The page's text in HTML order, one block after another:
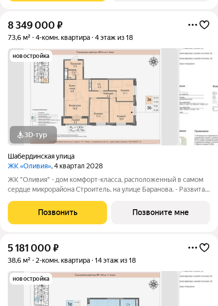
8 349 000 ₽
73,6 м² 4-комн. квартира 4 этаж из 18
новостройка
3D-тур
Шабердинская улица
ЖК «Оливия», 4 квартал 2028
ЖК "Оливия" - дом комфорт-класса, расположенный в самом
сердце микрорайона Строитель, на улице Баранова. - Развитая
Матрица, остановки общественного транспорта, поликлиники
для взрослых и
Позвонить Позвоните мне
5 181 000 ₽
38,6 м² 2-комн. квартира 14 этаж из 18
новостройка